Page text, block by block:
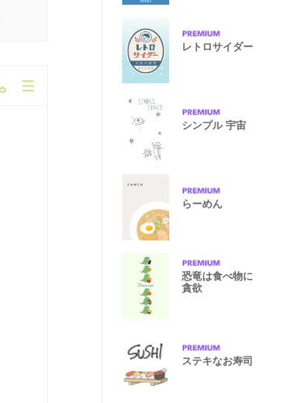
レトロサイダー
シンプル 宇宙
らーめん
恐竜は食べ物に
貪欲
ステキなお寿司